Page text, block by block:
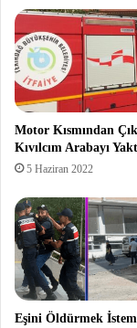
Motor Kısmından
Kıvılcım Arabayı
5 Haziran 2022
Eşini Öldürmek